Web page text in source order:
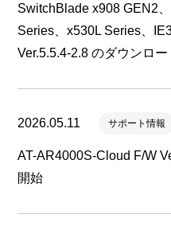
SwitchBlade x908 GEN2
Series、x530L Series、
Ver.5.5.4-2.8 のダウンロ
2026.05.11 サポート情報
AT-AR4000S-Cloud F/W
開始